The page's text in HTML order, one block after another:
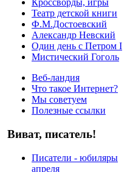
Кроссворды, игры
Театр детской книги
Ф.М.Достоевский
Александр Невский
Один день с Петром I
Мистический Гоголь
Веб-ландия
Что такое Интернет?
Мы советуем
Полезные ссылки
Виват, писатель!
Писатели - юбиляры
апреля